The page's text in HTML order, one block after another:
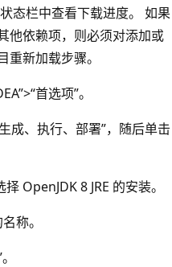
态栏中查看下载进度。 如果
他依赖项，则必须对添加或
新加载步骤。
首选项”。
成、执行、部署”，随后单击
OpenJDK 8 JRE 的安装。
称。